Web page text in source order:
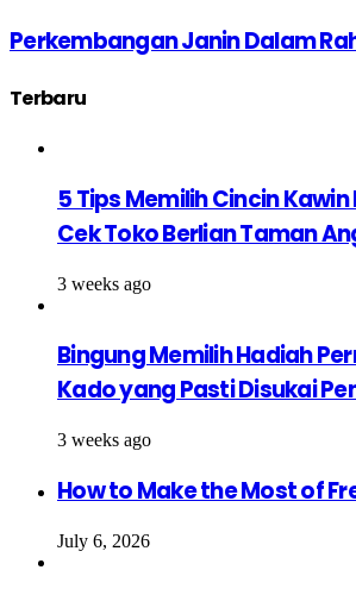
Perkembangan Janin Dalam
Terbaru
5 Tips Memilih Cincin
Cek Toko Berlian Taman
3 weeks ago
Bingung Memilih Hadiah
Kado yang Pasti Disukai
3 weeks ago
How to Make the Most of
July 6, 2026